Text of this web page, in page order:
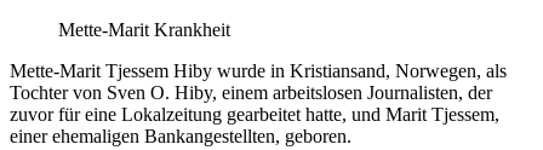
Mette-Marit Krankheit
Mette-Marit Tjessem Hiby wurde in Kristiansand, Norwegen, als
Tochter von Sven O. Hiby, einem arbeitslosen Journalisten, der
zuvor für eine Lokalzeitung gearbeitet hatte, und Marit Tjessem,
einer ehemaligen Bankangestellten, geboren.